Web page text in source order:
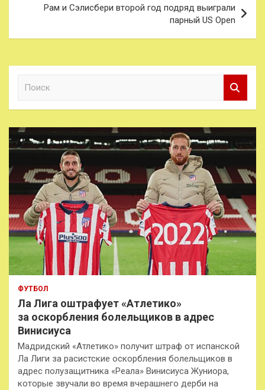
Рам и Сэлисбери второй год подряд выиграли
парный US Open
к
ФУТБОЛ
Ла Лига оштрафует «Атлетико»
за оскорбления болельщиков в адрес
Винисиуса
Мадридский «Атлетико» получит штраф от испанской
Ла Лиги за расистские оскорбления болельщиков в
адрес полузащитника «Реала» Винисиуса Жуниора,
которые звучали во время вчерашнего дерби на